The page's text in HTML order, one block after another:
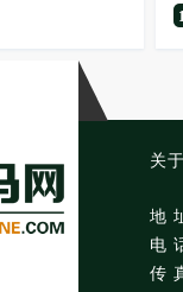
关
地
电
传